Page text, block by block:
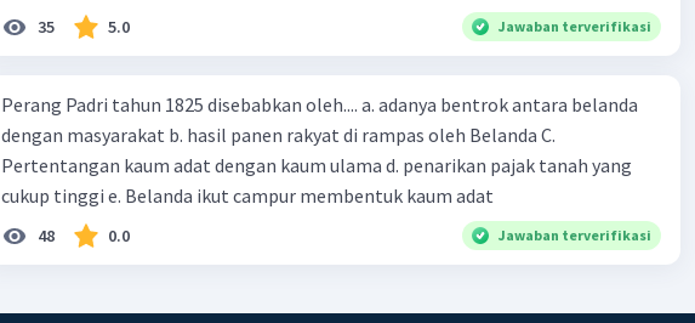
35 5.0 Jawaban terverifikasi
Perang Padri tahun 1825 disebabkan oleh.... a. adanya bentrok antara belanda
dengan masyarakat b. hasil panen rakyat di rampas oleh Belanda C.
Pertentangan kaum adat dengan kaum ulama d. penarikan pajak tanah yang
cukup tinggi e. Belanda ikut campur membentuk kaum adat
48 0.0 Jawaban terverifikasi